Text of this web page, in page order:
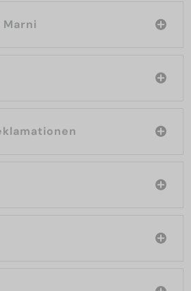
Über die Marke: Marni